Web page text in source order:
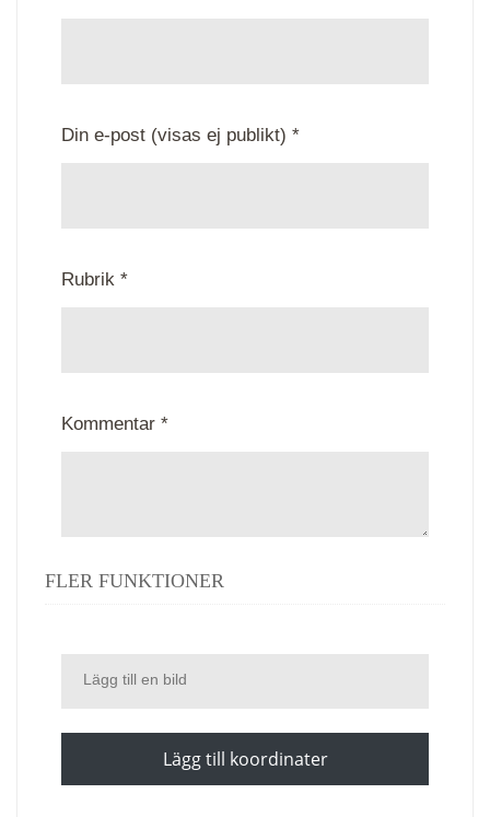
Din e-post (visas ej publikt) *
Rubrik *
Kommentar *
FLER FUNKTIONER
Lägg till en bild
Lägg till koordinater